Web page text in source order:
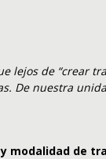
lejos de “crear
De nuestra
modalidad de